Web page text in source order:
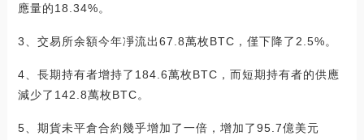
應量的18.34%。
3、交易所余額今年凈流出67.8萬枚BTC，僅下降了2.5%。
4、長期持有者增持了184.6萬枚BTC，而短期持有者的供應
減少了142.8萬枚BTC。
5、期貨未平倉合約幾乎增加了一倍，增加了95.7億美元